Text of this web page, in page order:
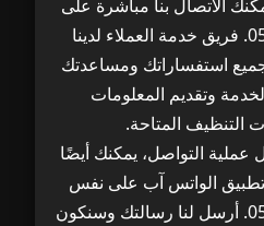
الاتصال بنا مباشرة على
الرقم 0585844555. فريق خدمة العملاء لدينا
استفساراتك ومساعدتك
وتقديم المعلومات
التنظيف المتاحة.
عملية التواصل، يمكنك أيضًا
تطبيق الواتس آب على نفس
الرقم 0585844555. أرسل لنا رسالتك وسنكون